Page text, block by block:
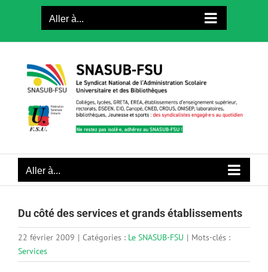
Aller à...
Aller à...
Du côté des services et grands établissements
22 février 2009 | Catégories : Le SNASUB-FSU | Mots-clés :
Services